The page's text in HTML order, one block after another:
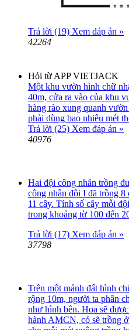
Trả lời (19) Xem đáp án »
42264
Hỏi từ APP VIETJACK
Một khu vườn hình chữ
40m, cửa ra vào của khu
hàng rào xung quanh
phải dùng bao nhiêu mét
Trả lời (25) Xem đáp án »
40976
Hai đội công nhân trồng
công nhân đội I đã trồng
11 cây. Tính số cây mỗi
trong khoảng từ 100 đến
Trả lời (17) Xem đáp án »
37798
Trên một mảnh đất hình
rộng 10m, người ta phân
như hình bên. Hoa sẽ
hành AMCN, cỏ sẽ trồng